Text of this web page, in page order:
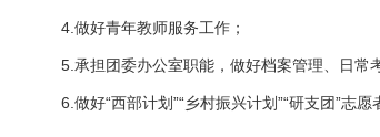
4.做好青年教师服务工作；
5.承担团委办公室职能，做好档案管理、日常
6.做好“西部计划”“乡村振兴计划”“研支团”志愿